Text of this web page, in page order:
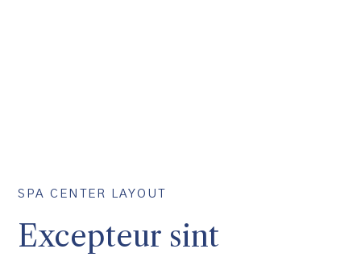
SPA CENTER LAYOUT
Excepteur sint